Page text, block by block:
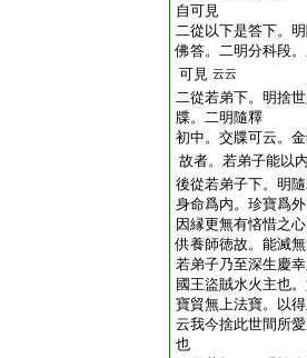
自可見
二從以下是答下。
佛答。二明分科段
可見 云云
二從若弟下。明捨
牒。二明隨釋
初中。交牒可云。
故者。若弟子能以
後從若弟子下。明
身命爲内。珍寶爲
因縁更無有悋惜之
供養師徳故。能滅
若弟子乃至深生慶
國王盜賊水火主也
寶貿無上法寶。以
云我今捨此世間所
也